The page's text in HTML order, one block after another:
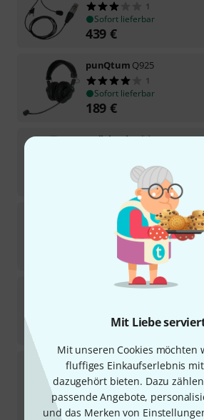
Mit Liebe
Mit unseren Cookies möchten
fluffiges Einkaufserlebnis
dazugehört bieten. Dazu
passende Angebote,
und das Merken von
1
Sofort lieferbar
439 €
punQtum Q925
1
Sofort lieferbar
189 €
HollylandSolidcom C1 Pro
Sofort lieferbar
beyerdynamicDT-108/
10
Sofort lieferbar
beyerdynamicDT-109/
Sofort lieferbar
€
AxxentD800E
17
Sofort lieferbar
129 €